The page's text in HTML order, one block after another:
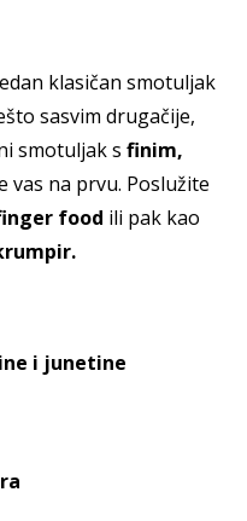
klasičan smotuljak
sasvim drugačije,
smotuljak s finim,
vas na prvu. Poslužite
food ili pak kao
i junetine